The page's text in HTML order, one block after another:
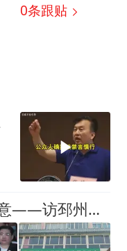
0条跟贴
大爱无疆，“顺风车”顺民意——访邳州顺风车协会创始人王振辉 | 顾遵亚